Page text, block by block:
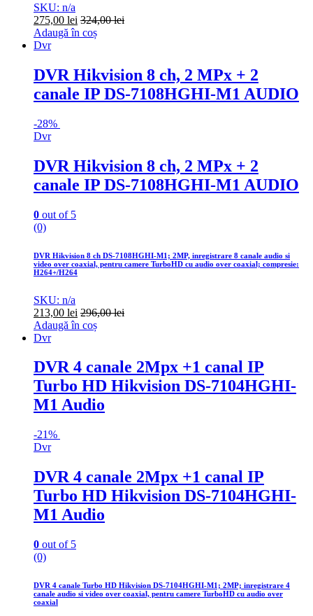
SKU: n/a
275,00 lei 324,00lei
Adaugă în coș
Dvr
DVR Hikvision 8 ch, 2 MPx + 2
canale IP DS-7108HGHI-M1 AUDIO
-28%
Dvr
DVR Hikvision 8 ch, 2 MPx + 2
canale IP DS-7108HGHI-M1 AUDIO
0 out of 5
(0)
DVR Hikvision 8 ch DS-7108HGHI-M1; 2MP, inregistrare 8 canale audio si
video over coaxial, pentru camere TurboHD cu audio over coaxial; compresie:
H264+/H264
SKU: n/a
213,00 lei 296,00lei
Adaugă în coș
Dvr
DVR 4 canale 2Mpx +1 canal IP
Turbo HD Hikvision DS-7104HGHI-
M1 Audio
-21%
Dvr
DVR 4 canale 2Mpx +1 canal IP
Turbo HD Hikvision DS-7104HGHI-
M1 Audio
0 out of 5
(0)
DVR 4 canale Turbo HD Hikvision DS-7104HGHI-M1; 2MP; inregistrare 4
canale audio si video over coaxial, pentru camere TurboHD cu audio over
coaxial